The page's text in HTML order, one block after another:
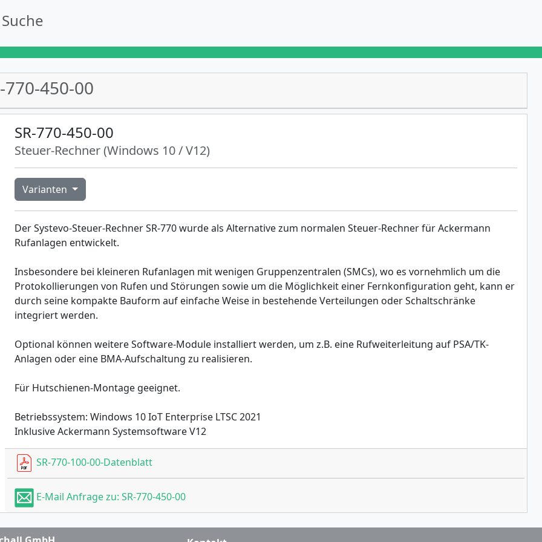
Suche
770-450-00
SR-770-450-00
Steuer-Rechner (Windows 10 / V12)
Varianten
Der Systevo-Steuer-Rechner SR-770 wurde als Alternative zum normalen Steuer-Rechner für Ackermann
Rufanlagen entwickelt.
Insbesondere bei kleineren Rufanlagen mit wenigen Gruppenzentralen (SMCs), wo es vornehmlich um die
Protokollierungen von Rufen und Störungen sowie um die Möglichkeit einer Fernkonfiguration geht, kann er
durch seine kompakte Bauform auf einfache Weise in bestehende Verteilungen oder Schaltschränke
integriert werden.
Optional können weitere Software-Module installiert werden, um z.B. eine Rufweiterleitung auf PSA/TK-
Anlagen oder eine BMA-Aufschaltung zu realisieren.
Für Hutschienen-Montage geeignet.
Betriebssystem: Windows 10 IoT Enterprise LTSC 2021
Inklusive Ackermann Systemsoftware V12
SR-770-100-00-Datenblatt
E-Mail Anfrage zu: SR-770-450-00